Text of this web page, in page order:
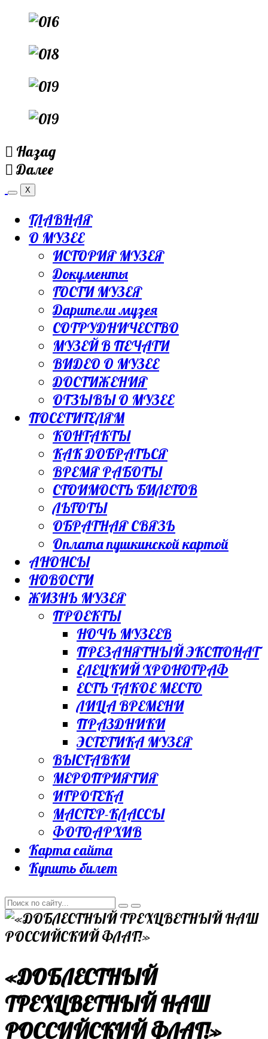
Назад
Далее
X
ГЛАВНАЯ
О МУЗЕЕ
ИСТОРИЯ МУЗЕЯ
Документы
ГОСТИ МУЗЕЯ
Дарители музея
СОТРУДНИЧЕСТВО
МУЗЕЙ В ПЕЧАТИ
ВИДЕО О МУЗЕЕ
ДОСТИЖЕНИЯ
ОТЗЫВЫ О МУЗЕЕ
ПОСЕТИТЕЛЯМ
КОНТАКТЫ
КАК ДОБРАТЬСЯ
ВРЕМЯ РАБОТЫ
СТОИМОСТЬ БИЛЕТОВ
ЛЬГОТЫ
ОБРАТНАЯ СВЯЗЬ
Оплата пушкинской картой
АНОНСЫ
НОВОСТИ
ЖИЗНЬ МУЗЕЯ
ПРОЕКТЫ
НОЧЬ МУЗЕЕВ
ПРЕЗАНЯТНЫЙ ЭКСПОНАТ
ЕЛЕЦКИЙ ХРОНОГРАФ
ЕСТЬ ТАКОЕ МЕСТО
ЛИЦА ВРЕМЕНИ
ПРАЗДНИКИ
ЭСТЕТИКА МУЗЕЯ
ВЫСТАВКИ
МЕРОПРИЯТИЯ
ИГРОТЕКА
МАСТЕР-КЛАССЫ
ФОТОАРХИВ
Карта сайта
Купить билет
«ДОБЛЕСТНЫЙ
ТРЕХЦВЕТНЫЙ НАШ
РОССИЙСКИЙ ФЛАГ!»